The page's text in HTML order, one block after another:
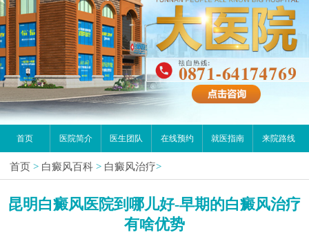
首页 医院简介 医生团队 在线预约 就医指南 来院路线
首页 > 白癜风百科 > 白癜风治疗>
昆明白癜风医院到哪儿好-早期的白癜风治疗
有啥优势